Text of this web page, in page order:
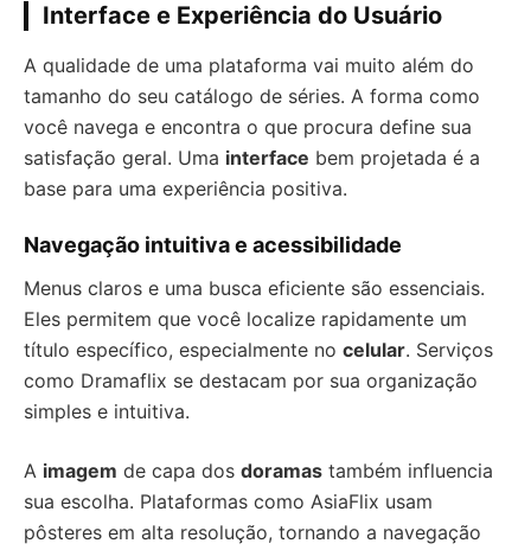
Interface e Experiência do Usuário
A qualidade de uma plataforma vai muito além do
tamanho do seu catálogo de séries. A forma como
você navega e encontra o que procura define sua
satisfação geral. Uma interface bem projetada é a
base para uma experiência positiva.
Navegação intuitiva e acessibilidade
Menus claros e uma busca eficiente são essenciais.
Eles permitem que você localize rapidamente um
título específico, especialmente no celular. Serviços
como Dramaflix se destacam por sua organização
simples e intuitiva.
A imagem de capa dos doramas também influencia
sua escolha. Plataformas como AsiaFlix usam
pôsteres em alta resolução, tornando a navegação